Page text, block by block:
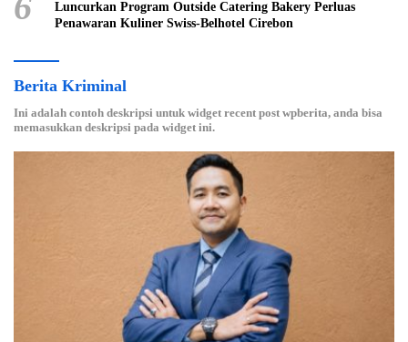
Luncurkan Program Outside Catering Bakery Perluas
Penawaran Kuliner Swiss-Belhotel Cirebon
Berita Kriminal
Ini adalah contoh deskripsi untuk widget recent post wpberita, anda bisa
memasukkan deskripsi pada widget ini.